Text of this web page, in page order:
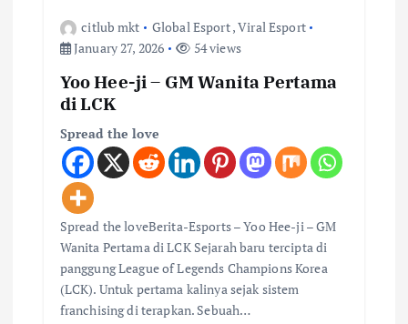
citlub mkt Global Esport,Viral Esport
January 27, 2026
54 views
Yoo Hee-ji – GM Wanita Pertama
di LCK
Spread the love
Spread the loveBerita-Esports – Yoo Hee-ji – GM
Wanita Pertama di LCK Sejarah baru tercipta di
panggung League of Legends Champions Korea
(LCK). Untuk pertama kalinya sejak sistem
franchising di terapkan. Sebuah…